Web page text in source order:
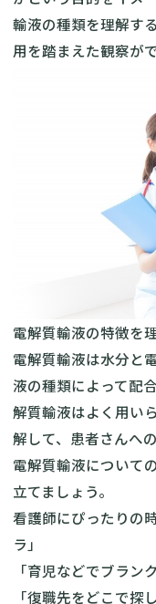
輸液の種類を理解す
用を踏まえた観察が
電解質輸液の特徴を
電解質輸液は水分と
液の種類によって配
解質輸液はよく用い
解して、患者さんへ
電解質輸液について
立てましょう。
看護師にぴったりの
ラ」
「育児などでブラン
「復職先をどこで探